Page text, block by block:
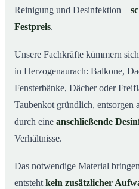
Reinigung und Desinfektion –
Festpreis.
Unsere Fachkräfte kümmern
in Herzogenaurach: Balkone,
Fensterbänke, Dächer oder
Taubenkot gründlich, entsorgen
durch eine anschließende
Verhältnisse.
Das notwendige Material
entstehtkein zusätzlicher